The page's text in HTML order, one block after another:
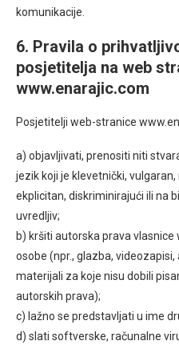
komunikacije.
6. Pravila o
posjetitelja na web
www.enarajic.com
Posjetitelji web-stranice
a) objavljivati, prenositi niti
jezik koji je klevetnički,
ekplicitan, diskriminirajući ili na
uvredljiv;
b) kršiti autorska prava
osobe (npr., glazba,
materijali za koje nisu dobili
autorskih prava);
c) lažno se predstavljati u ime
d) slati softverske, računalne